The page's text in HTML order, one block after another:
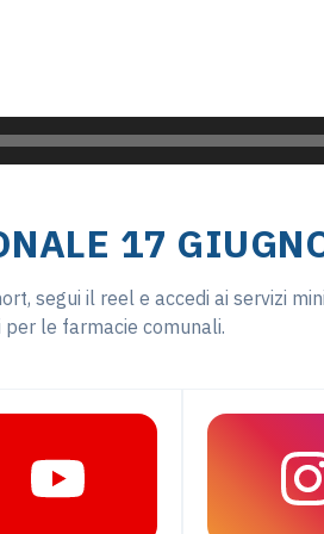
17
segui il reel e accedi ai servizi
le farmacie comunali.